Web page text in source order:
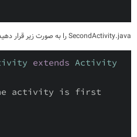
SecondActivity.java را به صورت زیر قرار دهید :
extends Activity
activity is first